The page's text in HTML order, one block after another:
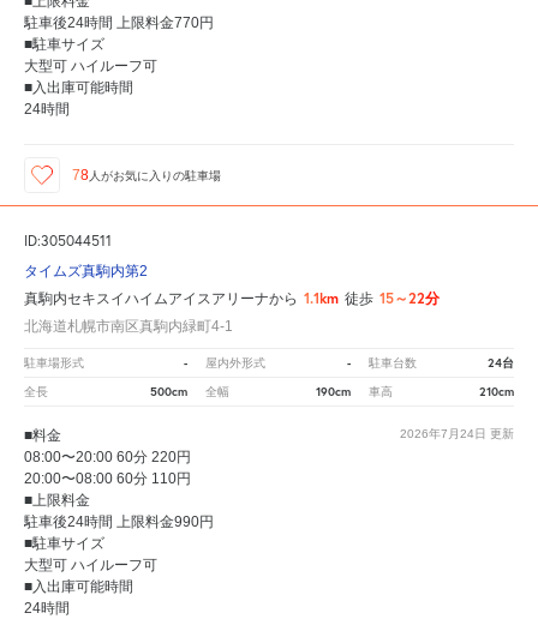
駐車後24時間 上限料金770円
■駐車サイズ
大型可 ハイルーフ可
■入出庫可能時間
24時間
78人がお気に入りの駐車場
ID:305044511
タイムズ真駒内第2
真駒内セキスイハイムアイスアリーナから 1.1km 徒歩 15～22分
北海道札幌市南区真駒内緑町4-1
駐車場形式 - 屋内外形式 - 駐車台数 24台
全長 500cm 全幅 190cm 車高 210cm
2026年7月24日 更新
■料金
08:00〜20:00 60分 220円
20:00〜08:00 60分 110円
■上限料金
駐車後24時間 上限料金990円
■駐車サイズ
大型可 ハイルーフ可
■入出庫可能時間
24時間